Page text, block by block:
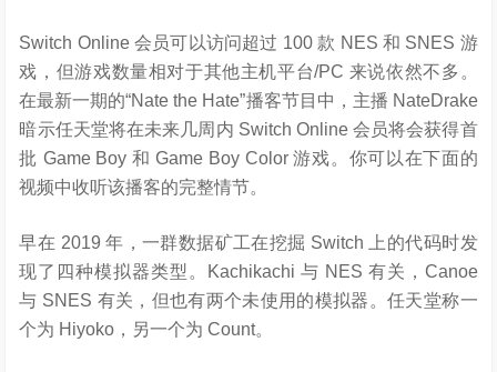
Switch Online 会员可以访问超过 100 款 NES 和 SNES 游
戏，但游戏数量相对于其他主机平台/PC 来说依然不多。
在最新一期的“Nate the Hate”播客节目中，主播 NateDrake
暗示任天堂将在未来几周内 Switch Online 会员将会获得首
批 Game Boy 和 Game Boy Color 游戏。你可以在下面的
视频中收听该播客的完整情节。
早在 2019 年，一群数据矿工在挖掘 Switch 上的代码时发
现了四种模拟器类型。Kachikachi 与 NES 有关，Canoe
与 SNES 有关，但也有两个未使用的模拟器。任天堂称一
个为 Hiyoko，另一个为 Count。